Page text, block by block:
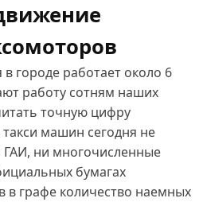
городе работает около 6
работу сотням наших
точную цифру
машин сегодня не
ни многочисленные
бумагах
в графе количество наемных